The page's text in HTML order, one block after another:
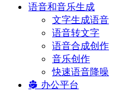
语音和音乐生成
文字生成语音
语音转文字
语音合成创作
音乐创作
快速语音降噪
办公平台